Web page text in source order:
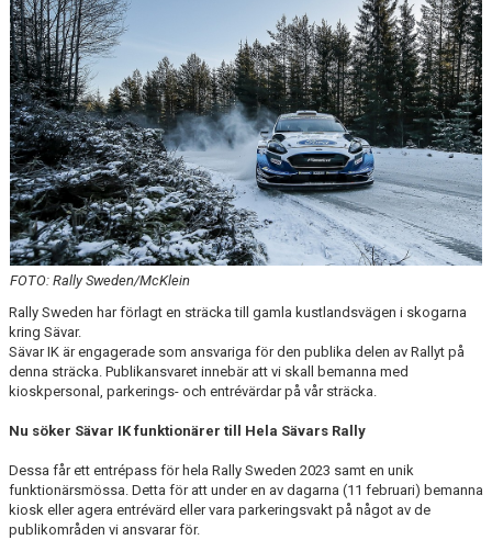
SPONSRING & FÖRSÄLJNING
SÄVARCAMP
SÄVARCUPEN
FOTO: Rally Sweden/McKlein
Rally Sweden har förlagt en sträcka till gamla kustlandsvägen i skogarna
kring Sävar.
Sävar IK är engagerade som ansvariga för den publika delen av Rallyt på
denna sträcka. Publikansvaret innebär att vi skall bemanna med
kioskpersonal, parkerings- och entrévärdar på vår sträcka.
Nu söker Sävar IK funktionärer till Hela Sävars Rally
Dessa får ett entrépass för hela Rally Sweden 2023 samt en unik
funktionärsmössa. Detta för att under en av dagarna (11 februari) bemanna
kiosk eller agera entrévärd eller vara parkeringsvakt på något av de
publikområden vi ansvarar för.